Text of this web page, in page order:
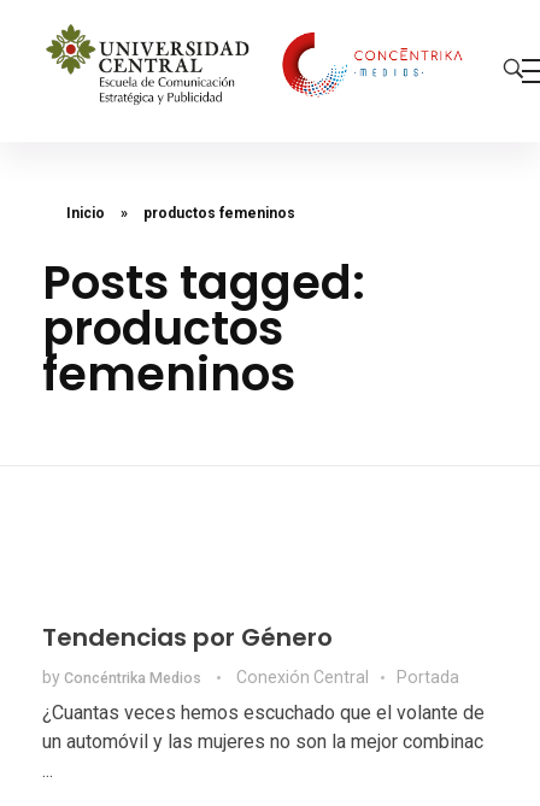
Inicio » productos femeninos
Posts tagged:
productos
femeninos
Tendencias por Género
by Concéntrika Medios Conexión Central Portada
¿Cuantas veces hemos escuchado que el volante de
un automóvil y las mujeres no son la mejor combinac
...